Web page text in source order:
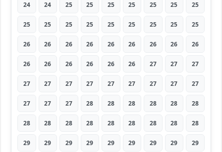
24 24 25 25 25 25 25 25 25
25 25 25 25 25 25 25 25 25
26 26 26 26 26 26 26 26 26
26 26 26 26 26 26 27 27 27
27 27 27 27 27 27 27 27 27
27 27 27 28 28 28 28 28 28
28 28 28 28 28 28 28 28 28
29 29 29 29 29 29 29 29 29